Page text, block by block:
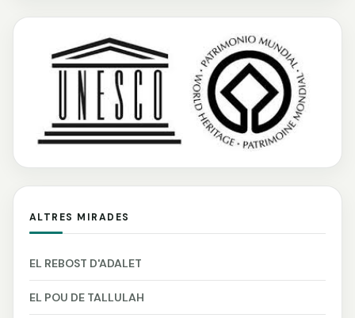
ALTRES MIRADES
EL REBOST D'ADALET
EL POU DE TALLULAH